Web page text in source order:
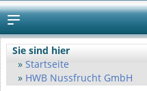
Sie sind hier
Startseite
HWB Nussfrucht GmbH